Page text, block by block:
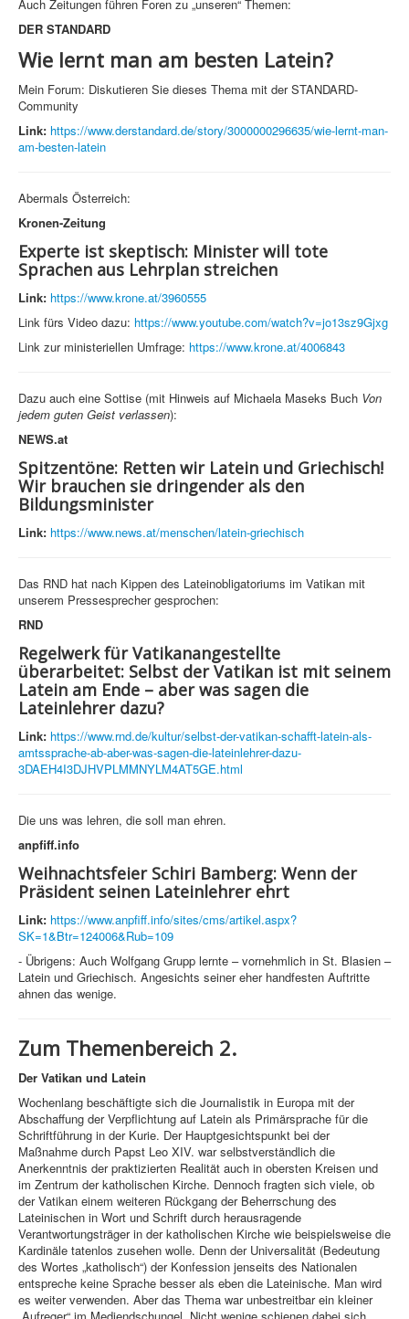
Auch Zeitungen führen Foren zu „unseren“ Themen:
DER STANDARD
Wie lernt man am besten Latein?
Mein Forum: Diskutieren Sie dieses Thema mit der STANDARD-
Community
Link: https://www.derstandard.de/story/3000000296635/wie-lernt-man-
am-besten-latein
Abermals Österreich:
Kronen-Zeitung
Experte ist skeptisch: Minister will tote
Sprachen aus Lehrplan streichen
Link: https://www.krone.at/3960555
Link fürs Video dazu: https://www.youtube.com/watch?v=jo13sz9Gjxg
Link zur ministeriellen Umfrage: https://www.krone.at/4006843
Dazu auch eine Sottise (mit Hinweis auf Michaela Maseks Buch Von
jedem guten Geist verlassen):
NEWS.at
Spitzentöne: Retten wir Latein und Griechisch!
Wir brauchen sie dringender als den
Bildungsminister
Link: https://www.news.at/menschen/latein-griechisch
Das RND hat nach Kippen des Lateinobligatoriums im Vatikan mit
unserem Pressesprecher gesprochen:
RND
Regelwerk für Vatikanangestellte
überarbeitet: Selbst der Vatikan ist mit seinem
Latein am Ende – aber was sagen die
Lateinlehrer dazu?
Link: https://www.rnd.de/kultur/selbst-der-vatikan-schafft-latein-als-
amtssprache-ab-aber-was-sagen-die-lateinlehrer-dazu-
3DAEH4I3DJHVPLMMNYLM4AT5GE.html
Die uns was lehren, die soll man ehren.
anpfiff.info
Weihnachtsfeier Schiri Bamberg: Wenn der
Präsident seinen Lateinlehrer ehrt
Link: https://www.anpfiff.info/sites/cms/artikel.aspx?
SK=1&Btr=124006&Rub=109
- Übrigens: Auch Wolfgang Grupp lernte – vornehmlich in St. Blasien –
Latein und Griechisch. Angesichts seiner eher handfesten Auftritte
ahnen das wenige.
Zum Themenbereich 2.
Der Vatikan und Latein
Wochenlang beschäftigte sich die Journalistik in Europa mit der
Abschaffung der Verpflichtung auf Latein als Primärsprache für die
Schriftführung in der Kurie. Der Hauptgesichtspunkt bei der
Maßnahme durch Papst Leo XIV. war selbstverständlich die
Anerkenntnis der praktizierten Realität auch in obersten Kreisen und
im Zentrum der katholischen Kirche. Dennoch fragten sich viele, ob
der Vatikan einem weiteren Rückgang der Beherrschung des
Lateinischen in Wort und Schrift durch herausragende
Verantwortungsträger in der katholischen Kirche wie beispielsweise die
Kardinäle tatenlos zusehen wolle. Denn der Universalität (Bedeutung
des Wortes „katholisch“) der Konfession jenseits des Nationalen
entspreche keine Sprache besser als eben die Lateinische. Man wird
es weiter verwenden. Aber das Thema war unbestreitbar ein kleiner